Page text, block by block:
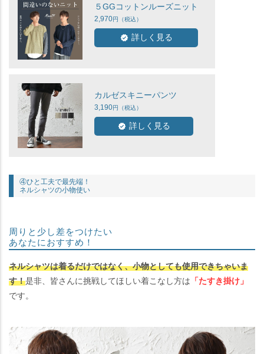
５GGコットンルーズニット
2,970
詳しく見る
カルゼスキニーパンツ
3,190
詳しく見る
④ひと工夫で最先端！
ネルシャツの小物使い
周りと少し差をつけたい
あなたにおすすめ！
ネルシャツは着るだけではなく、小物としても使用できちゃいま
す！是非、皆さんに挑戦してほしい着こなし方は 「たすき掛け」
です。